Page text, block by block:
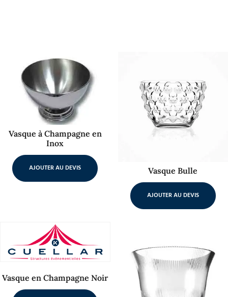
Vasque à Champagne en
Inox
AJOUTER AU DEVIS Vasque Bulle
AJOUTER AU DEVIS
Vasque en Champagne Noir